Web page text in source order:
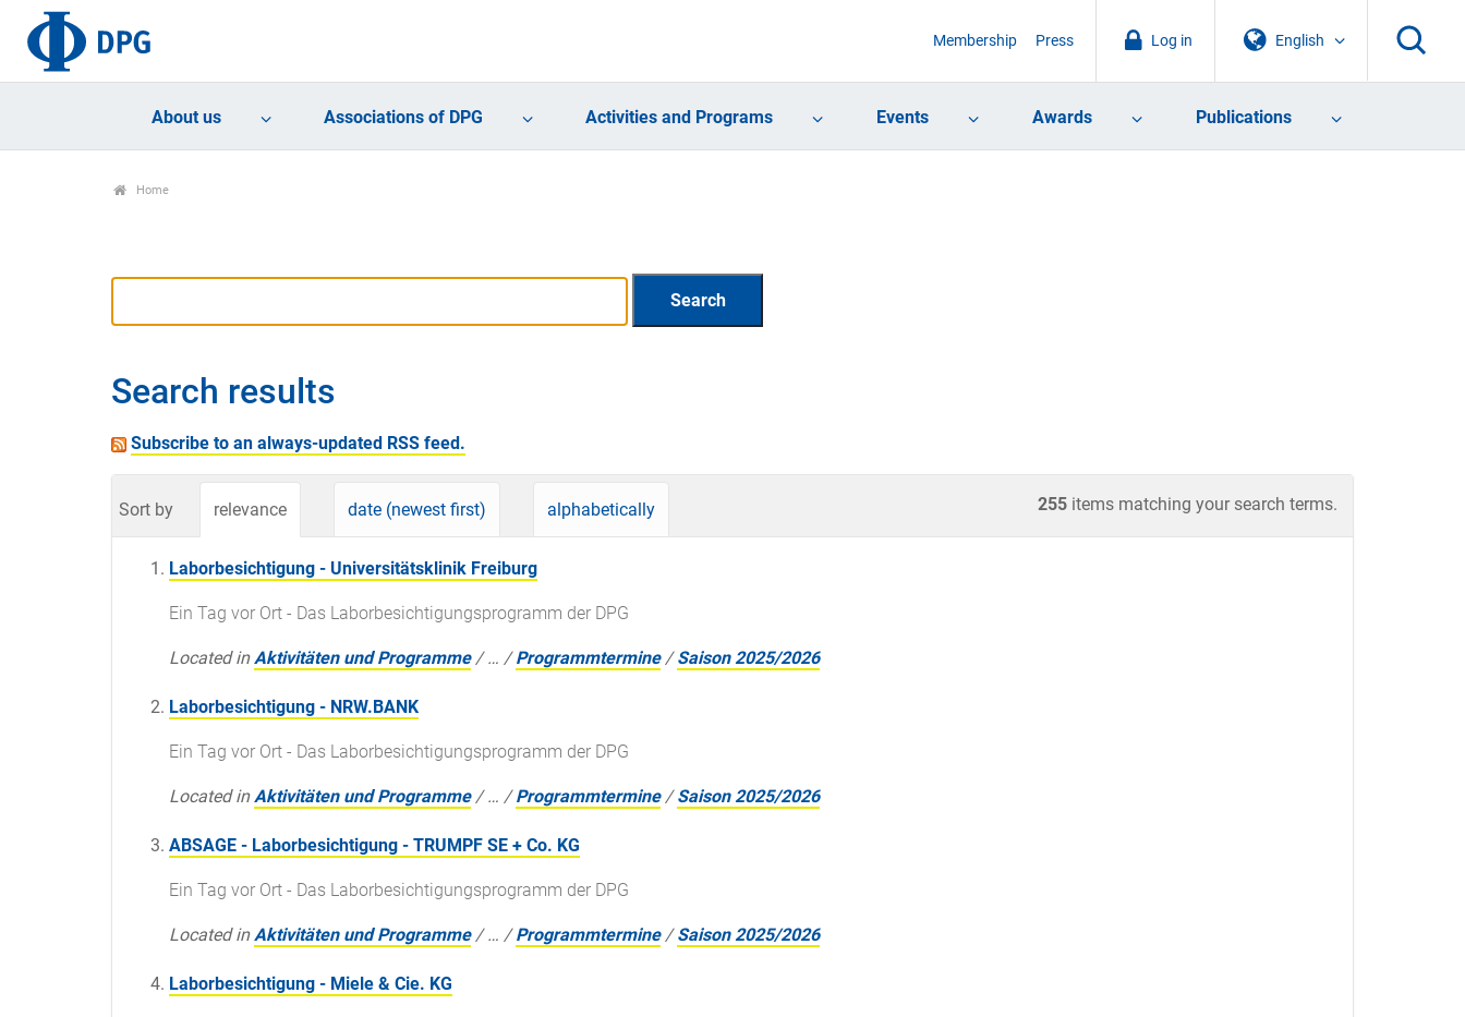
English
Log in
Membership Press
About us Associations of DPG Activities and Programs Events Awards Publications
Home
Search results
Subscribe to an always-updated RSS feed.
255 items matching your search terms.
Sort by relevance date (newest first) alphabetically
Laborbesichtigung - Universitätsklinik Freiburg
Ein Tag vor Ort - Das Laborbesichtigungsprogramm der DPG
Located in Aktivitäten und Programme /… /Programmtermine /Saison 2025/2026
Laborbesichtigung - NRW.BANK
Ein Tag vor Ort - Das Laborbesichtigungsprogramm der DPG
Located in Aktivitäten und Programme /… /Programmtermine /Saison 2025/2026
ABSAGE - Laborbesichtigung - TRUMPF SE + Co. KG
Ein Tag vor Ort - Das Laborbesichtigungsprogramm der DPG
Located in Aktivitäten und Programme /… /Programmtermine /Saison 2025/2026
Laborbesichtigung - Miele & Cie. KG